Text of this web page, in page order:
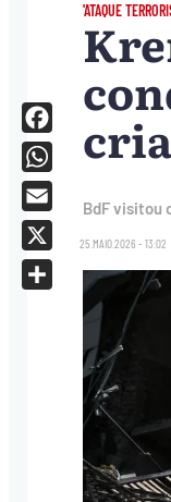
'ATAQUE
BdF visitou
25.MAIO.2026 - 13:02
Facebook
WhatsApp
Email
X